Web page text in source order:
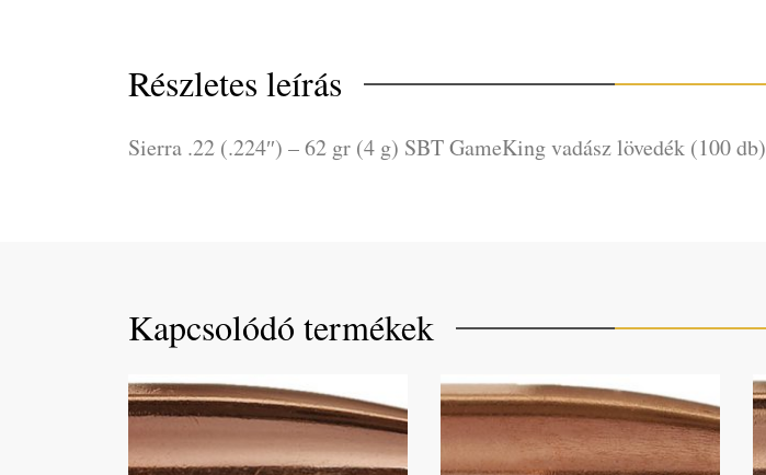
Részletes leírás
Sierra .22 (.224″) – 62 gr (4 g) SBT GameKing vadász lövedék (100 db)
Kapcsolódó termékek